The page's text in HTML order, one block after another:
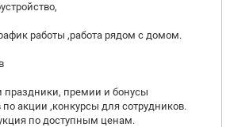
работы ,работа рядом с домом.
праздники, премии и бонусы
акции ,конкурсы для сотрудников.
по доступным ценам.